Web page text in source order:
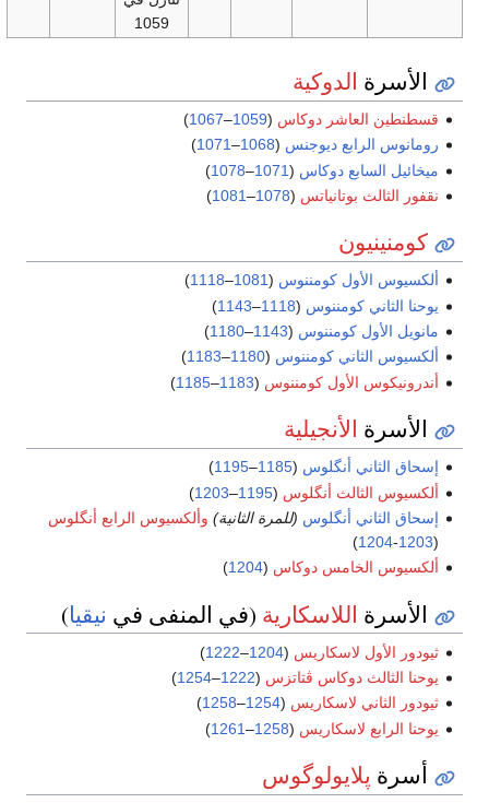
الدوكية
العاشر دوكاس(
1059
–
1067
)
ديوجنس(
1068
–
1071
)
دوكاس(
1071
–
1078
)
بوتانياتس (
1078
–
1081
)
كومننوس (
1081
–
1118
)
كومننوس(
1118
–
1143
)
كومننوس (
1143
–
1180
)
كومننوس (
1180
–
1183
)
الأول كومننوس (
1183
–
1185
)
الأنجيلية
أنگلوس(
1185
–
1195
)
أنگلوس(
1195
–
1203
)
أنگلوس (للمرة الثانية) وألكسيوس الرابع أنگلوس
الخامس دوكاس(
1204
)
اللاسكارية(في المنفى في نيقيا)
لاسكاريس (
1204
–
1222
)
دوكاس ڤتاتزس(
1222
–
1254
)
لاسكاريس (
1254
–
1258
)
لاسكاريس (
1258
–
1261
)
پلايولوگوس